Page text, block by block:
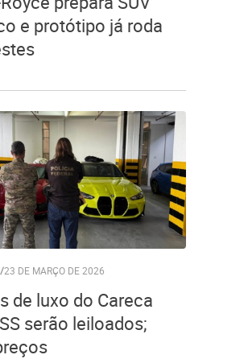
e protótipo já roda
/23 DE MARÇO DE 2026
de luxo do Careca
serão leiloados;